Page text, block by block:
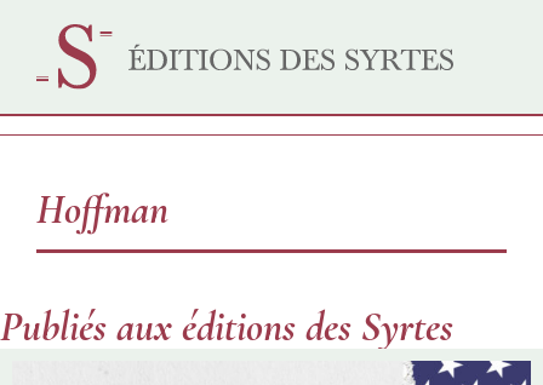
Hoffman
Publiés aux éditions des Syrtes